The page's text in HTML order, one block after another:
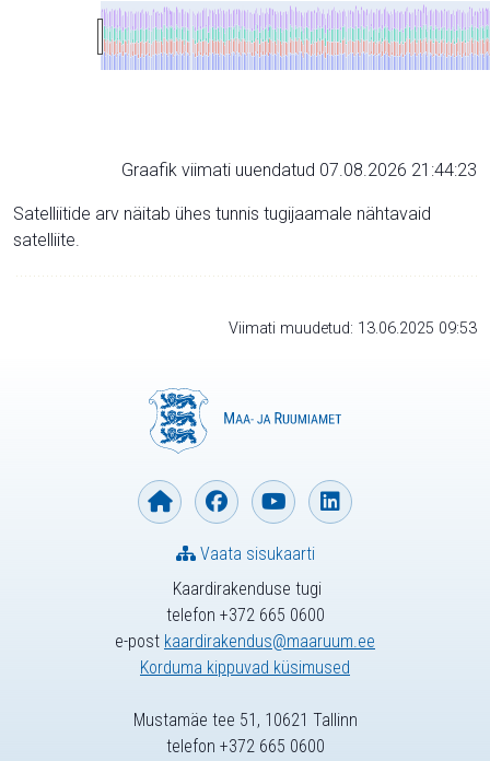
Graafik viimati uuendatud 07.08.2026 21:44:23
Satelliitide arv näitab ühes tunnis tugijaamale nähtavaid
satelliite.
Viimati muudetud: 13.06.2025 09:53
Kaardirakenduse tugi
telefon +372 665 0600
e-post kaardirakendus@maaruum.ee
Korduma kippuvad küsimused
Vaata sisukaarti
Mustamäe tee 51, 10621 Tallinn
telefon +372 665 0600